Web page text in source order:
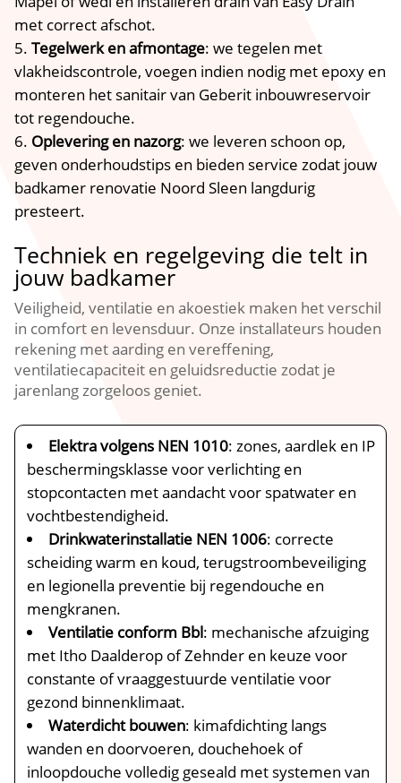
met correct afschot.
Tegelwerk en afmontage: we tegelen met
vlakheidscontrole, voegen indien nodig met epoxy en
monteren het sanitair van Geberit inbouwreservoir
tot regendouche.
Oplevering en nazorg: we leveren schoon op,
geven onderhoudstips en bieden service zodat jouw
badkamer renovatie Noord Sleen langdurig
presteert.
Techniek en regelgeving die telt in
jouw badkamer
Veiligheid, ventilatie en akoestiek maken het verschil
in comfort en levensduur. Onze installateurs houden
rekening met aarding en vereffening,
ventilatiecapaciteit en geluidsreductie zodat je
jarenlang zorgeloos geniet.
Elektra volgens NEN 1010: zones, aardlek en IP
beschermingsklasse voor verlichting en
stopcontacten met aandacht voor spatwater en
vochtbestendigheid.
Drinkwaterinstallatie NEN 1006: correcte
scheiding warm en koud, terugstroombeveiliging
en legionella preventie bij regendouche en
mengkranen.
Ventilatie conform Bbl: mechanische afzuiging
met Itho Daalderop of Zehnder en keuze voor
constante of vraaggestuurde ventilatie voor
gezond binnenklimaat.
Waterdicht bouwen: kimafdichting langs
wanden en doorvoeren, douchehoek of
inloopdouche volledig geseald met systemen van